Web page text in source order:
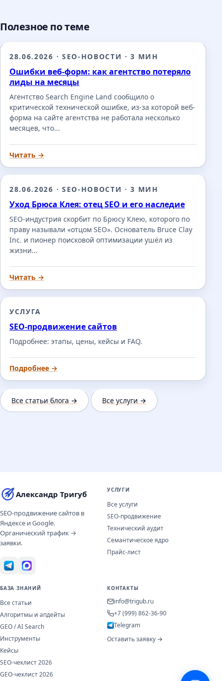
Полезное по теме
28.06.2026 · SEO-НОВОСТИ · 3 МИН
Ошибки веб-форм: как агентство потеряло
лиды на месяцы
Агентство Search Engine Land сообщило о
критической технической ошибке, из-за которой веб-
форма на сайте агентства не работала несколько
месяцев, что...
Читать →
28.06.2026 · SEO-НОВОСТИ · 3 МИН
Уход Брюса Клея: отец SEO и его наследие
SEO-индустрия скорбит по Брюсу Клею, которого по
праву называли «отцом SEO». Основатель Bruce Clay
Inc. и пионер поисковой оптимизации ушёл из
жизни...
Читать →
УСЛУГА
SEO-продвижение сайтов
Подробнее: этапы, цены, кейсы и FAQ.
Подробнее →
Все статьи блога → Все услуги →
Александр Тригуб
SEO-продвижение сайтов в
Яндексе и Google.
Органический трафик →
заявки.
УСЛУГИ
Все услуги
SEO-продвижение
Технический аудит
Семантическое ядро
Прайс-лист
БАЗА ЗНАНИЙ
Все статьи
Алгоритмы и апдейты
GEO / AI Search
Инструменты
Кейсы
SEO-чеклист 2026
GEO-чеклист 2026
КОНТАКТЫ
info@trigub.ru
+7 (999) 862-36-90
Telegram
Оставить заявку →